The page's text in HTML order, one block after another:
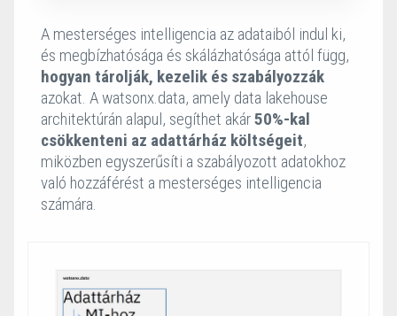
A mesterséges intelligencia az adataiból indul ki,
és megbízhatósága és skálázhatósága attól függ,
hogyan tárolják, kezelik és szabályozzák
azokat. A watsonx.data, amely data lakehouse
architektúrán alapul, segíthet akár50%-kal
csökkenteni az adattárház költségeit,
miközben egyszerűsíti a szabályozott adatokhoz
való hozzáférést a mesterséges intelligencia
számára.